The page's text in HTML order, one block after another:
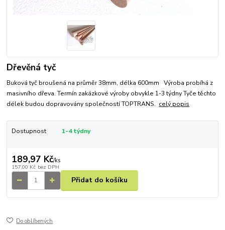
Dřevěná tyč
Buková tyč broušená na průměr 38mm, délka 600mm Výroba probíhá z
masivního dřeva. Termín zakázkové výroby obvykle 1-3 týdny Tyče těchto
délek budou dopravovány společností TOPTRANS. celý popis
Dostupnost 1-4 týdny
189,97 Kč/ks
157,00 Kč bez DPH
Přidat do košíku
Do oblíbených